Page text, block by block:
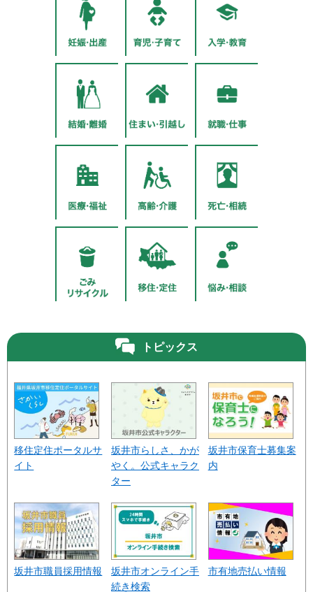
トピックス
移住定住ポータルサ
イト
坂井市らしさ、かが
やく。公式キャラク
ター
坂井市保育士募集案
内
坂井市職員採用情報
坂井市オンライン手
続き検索
市有地売払い情報